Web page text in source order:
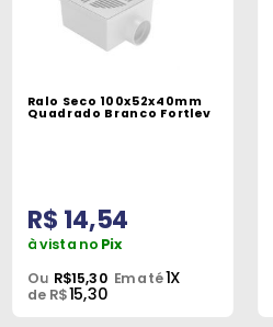
Ralo Seco 100x52x40mm
Quadrado Branco Fortlev
R$ 14,54
à vista no Pix
Ou R$15,30 Em até1X
de R$15,30